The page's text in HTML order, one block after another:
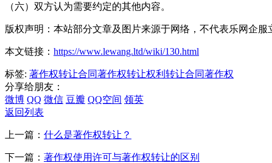
（六）双方认为需要约定的其他内容。
版权声明：本站部分文章及图片来源于网络，不代表乐网企
本文链接： https://www.lewang.ltd/wiki/130.html
标签: 著作权转让合同著作权转让权利转让合同著作权
分享给朋友：
微博 QQ 微信 豆瓣 QQ空间 领英
返回列表
上一篇： 什么是著作权转让？
下一篇： 著作权使用许可与著作权转让的区别